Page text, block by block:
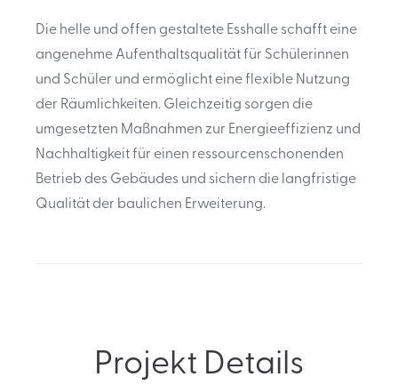
Die helle und offen gestaltete Esshalle schafft eine
angenehme Aufenthaltsqualität für Schülerinnen
und Schüler und ermöglicht eine flexible Nutzung
der Räumlichkeiten. Gleichzeitig sorgen die
umgesetzten Maßnahmen zur Energieeffizienz und
Nachhaltigkeit für einen ressourcenschonenden
Betrieb des Gebäudes und sichern die langfristige
Qualität der baulichen Erweiterung.
Projekt Details